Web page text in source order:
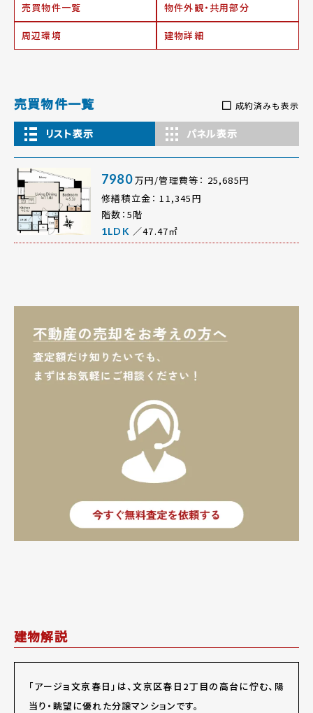
売買物件一覧 物件外観・共用部分
周辺環境 建物詳細
売買物件一覧 成約済みも表示
リスト表示 パネル表示
7980万円/管理費等： 25,685円
修繕積立金： 11,345円
階数：5階
1LDK ／47.47㎡
建物解説
「アージョ文京春日」は、文京区春日2丁目の高台に佇む、陽
当り・眺望に優れた分譲マンションです。